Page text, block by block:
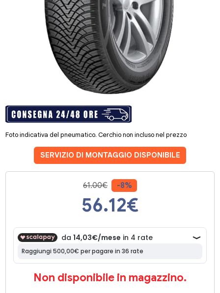
Foto indicativa del pneumatico. Cerchio non incluso nel prezzo
SERVIZIO DI MONTAGGIO DISPONIBILE
61.00€ -8%
56.12€
Non disponibile in magazzino.